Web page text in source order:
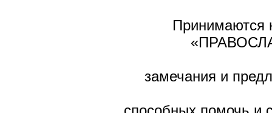
Принимаются
замечания и